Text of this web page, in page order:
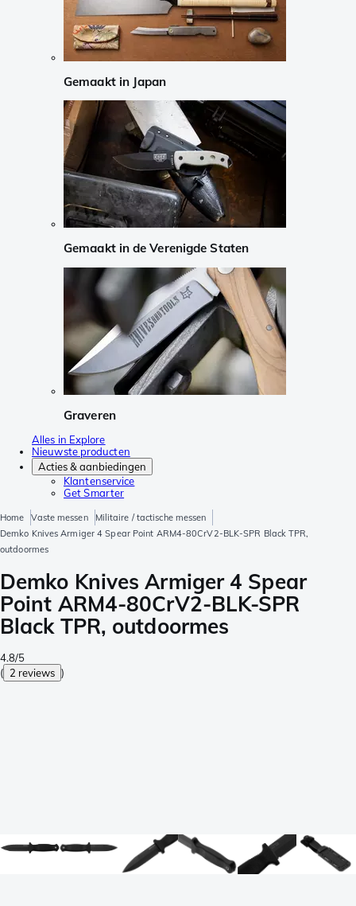
Gemaakt in Japan
Gemaakt in de Verenigde Staten
Graveren
Alles in Explore
Nieuwste producten
Acties & aanbiedingen
Klantenservice
Get Smarter
Home Vaste messen
Militaire / tactische messen
Demko Knives Armiger 4 Spear Point ARM4-80CrV2-BLK-SPR Black TPR,
outdoormes
Demko Knives Armiger 4 Spear
Point ARM4-80CrV2-BLK-SPR
Black TPR, outdoormes
4.8/5
( 2 reviews )